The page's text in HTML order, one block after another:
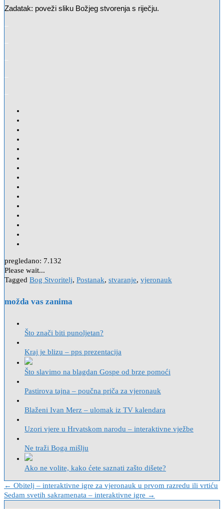
Zadatak: poveži sliku Božjeg stvorenja s riječju.
pregledano: 7.132
Please wait...
Tagged Bog Stvoritelj, Postanak, stvaranje, vjeronauk
možda vas zanima
Što znači biti punoljetan?
Kraj je blizu – pps prezentacija
Što slavimo na blagdan Gospe od brze pomoći
Pastirova tajna – poučna priča za vjeronauk
Blaženi Ivan Merz – ulomak iz TV kalendara
Uzori vjere u Hrvatskom narodu – interaktivne vježbe
Ne traži Boga mišlju
Ako ne volite, kako ćete saznati zašto dišete?
Navigacija
objava
← Obitelj – interaktivne igre za vjeronauk u prvom razredu ili vrtiću
Sedam svetih sakramenata – interaktivne igre →